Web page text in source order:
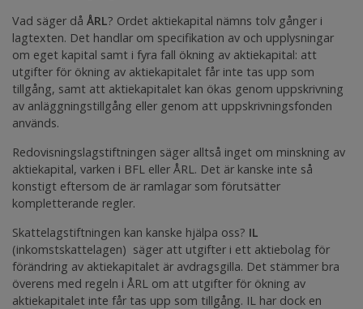
Vad säger då ÅRL? Ordet aktiekapital nämns tolv gånger i
lagtexten. Det handlar om specifikation av och upplysningar
om eget kapital samt i fyra fall ökning av aktiekapital: att
utgifter för ökning av aktiekapitalet får inte tas upp som
tillgång, samt att aktiekapitalet kan ökas genom uppskrivning
av anläggningstillgång eller genom att uppskrivningsfonden
används.
Redovisningslagstiftningen säger alltså inget om minskning av
aktiekapital, varken i BFL eller ÅRL. Det är kanske inte så
konstigt eftersom de är ramlagar som förutsätter
kompletterande regler.
Skattelagstiftningen kan kanske hjälpa oss? IL
(inkomstskattelagen) säger att utgifter i ett aktiebolag för
förändring av aktiekapitalet är avdragsgilla. Det stämmer bra
överens med regeln i ÅRL om att utgifter för ökning av
aktiekapitalet inte får tas upp som tillgång. IL har dock en